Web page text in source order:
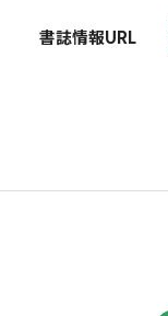
書誌情報URL